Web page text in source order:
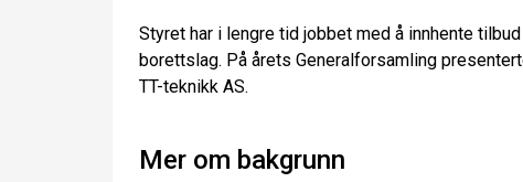
Styret har i lengre tid jobbet med å innhente
borettslag. På årets Generalforsamling
TT-teknikk AS.
Mer om bakgrunn